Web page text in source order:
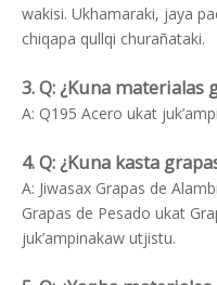
wakisi. Ukhamaraki, jaya
chiqapa qullqi churañataki.
3. Q: ¿Kuna materialas
A: Q195 Acero ukat
4. Q: ¿Kuna kasta
A: Jiwasax Grapas de
Grapas de Pesado ukat
juk’ampinakaw utjistu.